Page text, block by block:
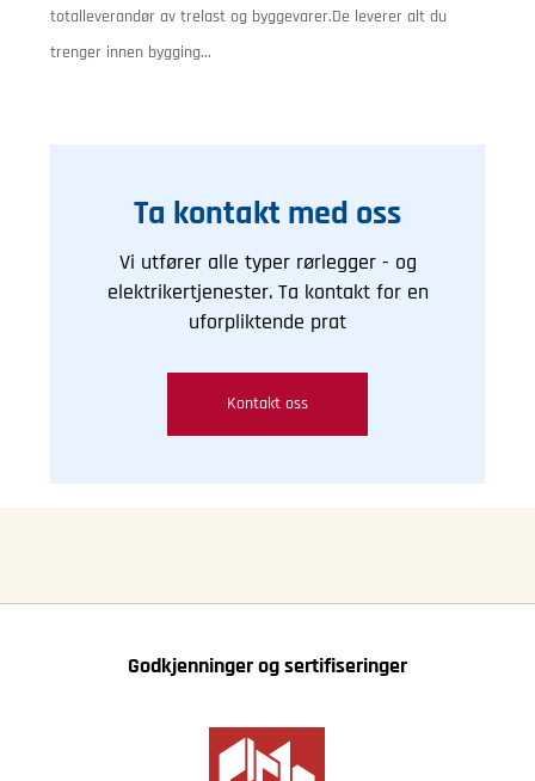
totalleverandør av trelast og byggevarer.De leverer alt du
trenger innen bygging...
Ta kontakt med oss
Vi utfører alle typer rørlegger - og
elektrikertjenester. Ta kontakt for en
uforpliktende prat
Kontakt oss
Godkjenninger og sertifiseringer